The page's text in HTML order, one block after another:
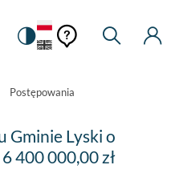
Zmiana
na
kontrastową
Pomoc
kontekstowa
Pomoc
Moje
Postępowania
Gminie Lyski o
400 000,00 zł